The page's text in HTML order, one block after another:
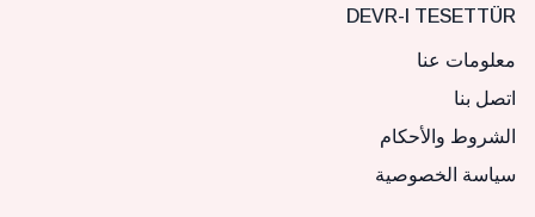
DEVR-I TESETTÜR
معلومات عنا
اتصل بنا
الشروط والأحكام
سياسة الخصوصية